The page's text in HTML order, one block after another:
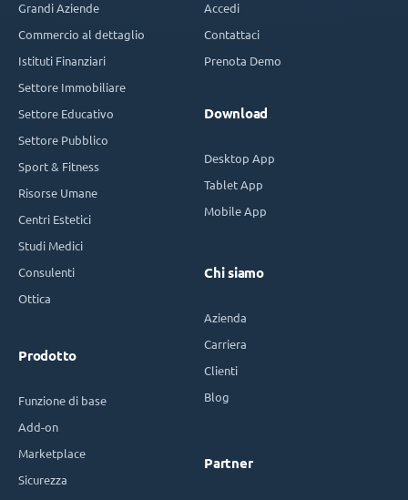
Grandi Aziende
Commercio al dettaglio
Istituti Finanziari
Settore Immobiliare
Settore Educativo
Settore Pubblico
Sport & Fitness
Risorse Umane
Centri Estetici
Studi Medici
Consulenti
Ottica
Prodotto
Funzione di base
Add-on
Marketplace
Sicurezza
Accedi
Contattaci
Prenota Demo
Download
Desktop App
Tablet App
Mobile App
Chi siamo
Azienda
Carriera
Clienti
Blog
Partner